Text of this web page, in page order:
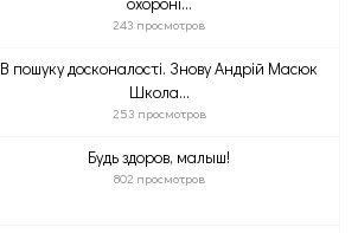
243 просмотров
В пошуку досконалості. Знову Андрій Масюк
Школа...
253 просмотров
Будь здоров, малыш!
802 просмотров